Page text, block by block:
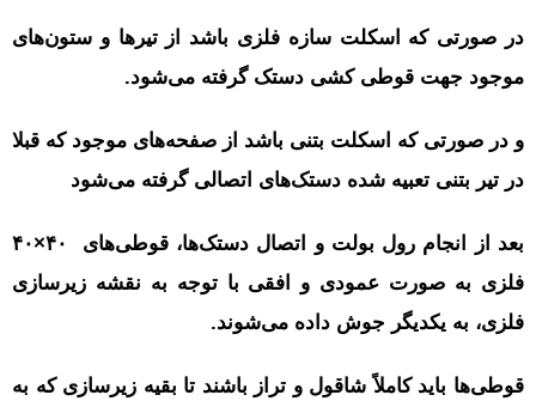
در صورتی که اسکلت سازه فلزی باشد از تیرها و ستون‌های
موجود جهت قوطی کشی دستک گرفته می‌شود.
و در صورتی که اسکلت بتنی باشد از صفحه‌های موجود که قبلا
در تیر بتنی تعبیه شده دستک‌های اتصالی گرفته می‌شود
بعد از انجام رول بولت و اتصال دستک‌ها، قوطی‌های ۴۰×۴۰
فلزی به صورت عمودی و افقی با توجه به نقشه زیرسازی
فلزی، به یکدیگر جوش داده می‌شوند.
قوطی‌ها باید کاملاً شاقول و تراز باشند تا بقیه زیرسازی که به